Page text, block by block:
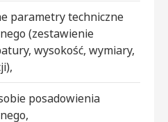
parametry techniczne
(zestawienie
wysokość, wymiary,
posadowienia